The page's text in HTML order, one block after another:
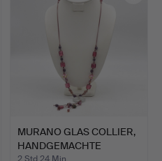
MURANO GLAS COLLIER,
HANDGEMACHTE